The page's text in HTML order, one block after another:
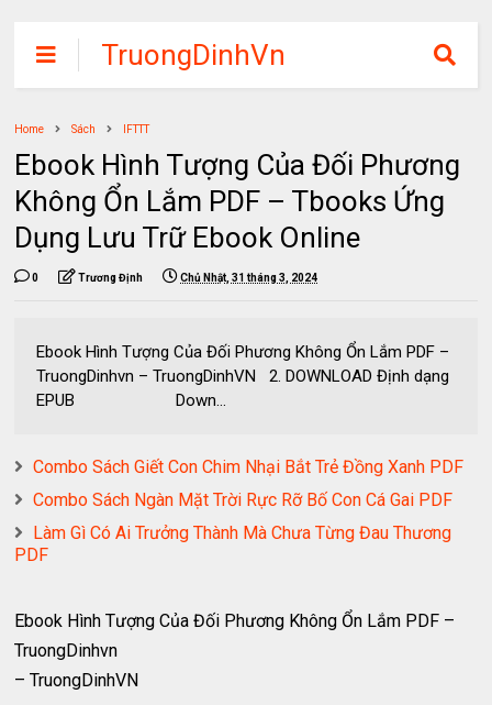
TruongDinhVn
Chia sẽ ebook,
các khóa học,
phần mềm học
tập miễn phí
Home Sách IFTTT
Ebook Hình Tượng Của Đối Phương
Không Ổn Lắm PDF – Tbooks Ứng
Dụng Lưu Trữ Ebook Online
0 Trương Định Chủ Nhật, 31 tháng 3, 2024
Ebook Hình Tượng Của Đối Phương Không Ổn Lắm PDF –
TruongDinhvn – TruongDinhVN 2. DOWNLOAD Định dạng
EPUB Down...
Combo Sách Giết Con Chim Nhại Bắt Trẻ Đồng Xanh PDF
Combo Sách Ngàn Mặt Trời Rực Rỡ Bố Con Cá Gai PDF
Làm Gì Có Ai Trưởng Thành Mà Chưa Từng Đau Thương
PDF
Ebook Hình Tượng Của Đối Phương Không Ổn Lắm PDF –
TruongDinhvn
– TruongDinhVN